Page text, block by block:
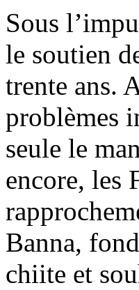
Sous
le soutien
trente ans.
problèmes
seule le
encore, les
Banna,
chiite et